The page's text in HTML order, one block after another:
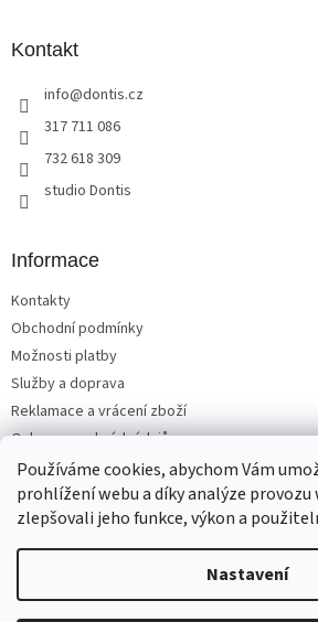
Používáme cookies, abychom Vám
prohlížení webu a díky analýze provozu
zlepšovali jeho funkce, výkon a
Nastavení
Kontakt
info@dontis.cz
317 711 086
732 618 309
studio Dontis
Informace
Kontakty
Obchodní podmínky
Možnosti platby
Služby a doprava
Reklamace a vrácení zboží
Ochrana osobních údajů